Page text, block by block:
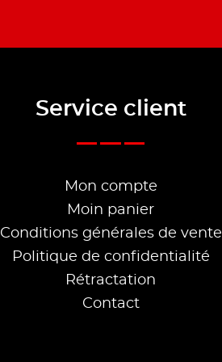
Service client
Mon compte
Moin panier
Conditions générales de vente
Politique de confidentialité
Rétractation
Contact